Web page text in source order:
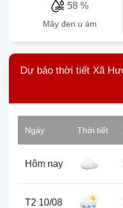
58 %
mây đen u ám
Dự báo thời tiết Xã
Ngày Thời tiết
Hôm nay
T2 10/08